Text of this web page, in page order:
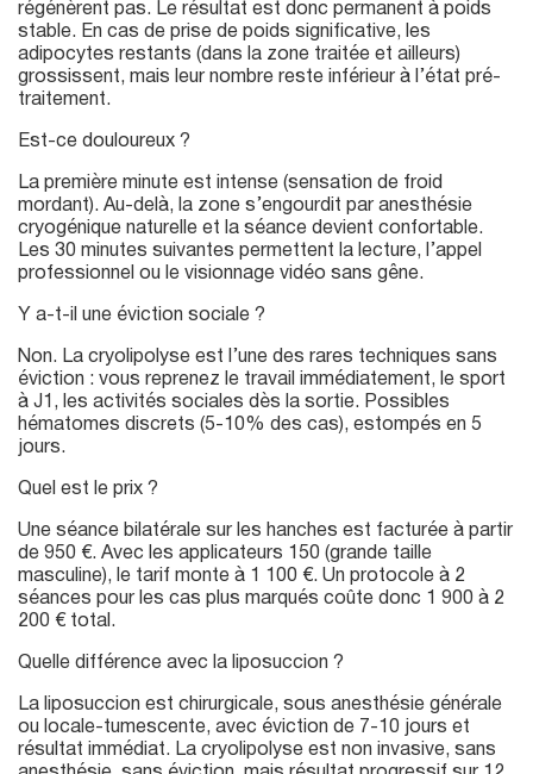
régénèrent pas. Le résultat est donc permanent à poids
stable. En cas de prise de poids significative, les
adipocytes restants (dans la zone traitée et ailleurs)
grossissent, mais leur nombre reste inférieur à l’état pré-
traitement.
Est-ce douloureux ?
La première minute est intense (sensation de froid
mordant). Au-delà, la zone s’engourdit par anesthésie
cryogénique naturelle et la séance devient confortable.
Les 30 minutes suivantes permettent la lecture, l’appel
professionnel ou le visionnage vidéo sans gêne.
Y a-t-il une éviction sociale ?
Non. La cryolipolyse est l’une des rares techniques sans
éviction : vous reprenez le travail immédiatement, le sport
à J1, les activités sociales dès la sortie. Possibles
hématomes discrets (5-10% des cas), estompés en 5
jours.
Quel est le prix ?
Une séance bilatérale sur les hanches est facturée à partir
de 950 €. Avec les applicateurs 150 (grande taille
masculine), le tarif monte à 1 100 €. Un protocole à 2
séances pour les cas plus marqués coûte donc 1 900 à 2
200 € total.
Quelle différence avec la liposuccion ?
La liposuccion est chirurgicale, sous anesthésie générale
ou locale-tumescente, avec éviction de 7-10 jours et
résultat immédiat. La cryolipolyse est non invasive, sans